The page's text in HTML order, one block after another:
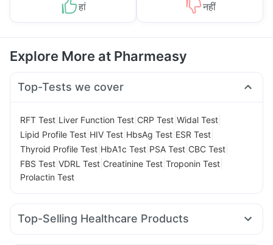
हां नहीं
Explore More at Pharmeasy
Top-Tests we cover
RFT Test Liver Function Test CRP Test Widal Test
Lipid Profile Test HIV Test HbsAg Test ESR Test
Thyroid Profile Test HbA1c Test PSA Test CBC Test
FBS Test VDRL Test Creatinine Test Troponin Test
Prolactin Test
Top-Selling Healthcare Products
Unwanted 72 Cremaffin Syrup Buscogast 10mg